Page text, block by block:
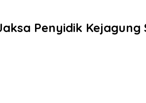
Penyidik Kejagung